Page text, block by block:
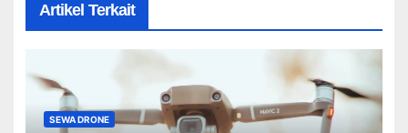
Artikel Terkait
SEWA DRONE